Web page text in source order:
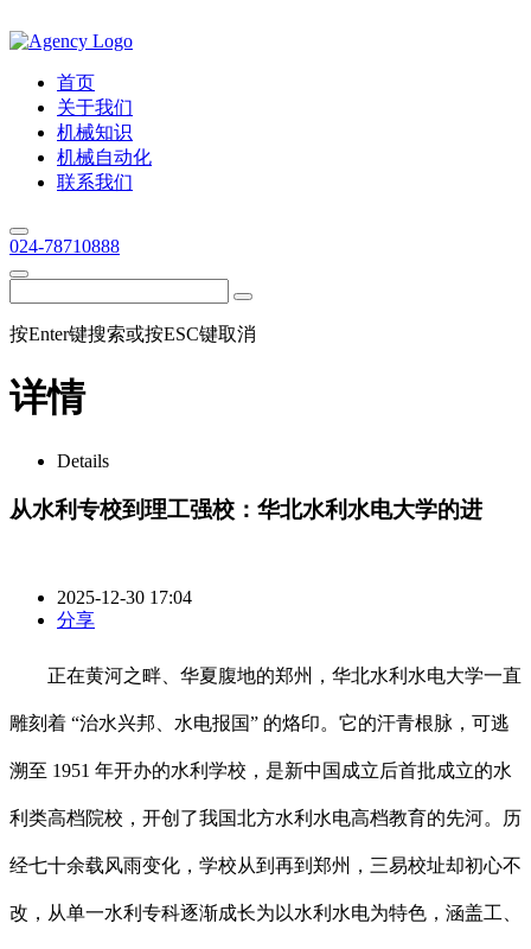
首页
关于我们
机械知识
机械自动化
联系我们
024-78710888
按Enter键搜索或按ESC键取消
详情
Details
从水利专校到理工强校：华北水利水电大学的进
2025-12-30 17:04
分享
正在黄河之畔、华夏腹地的郑州，华北水利水电大学一直
雕刻着 “治水兴邦、水电报国” 的烙印。它的汗青根脉，可逃
溯至 1951 年开办的水利学校，是新中国成立后首批成立的水
利类高档院校，开创了我国北方水利水电高档教育的先河。历
经七十余载风雨变化，学校从到再到郑州，三易校址却初心不
改，从单一水利专科逐渐成长为以水利水电为特色，涵盖工、